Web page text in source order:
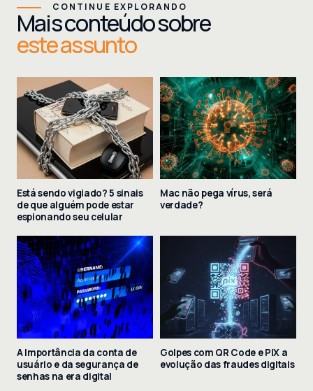
CONTINUE EXPLORANDO
Mais conteúdo sobre
este assunto
Está sendo vigiado? 5 sinais
de que alguém pode estar
espionando seu celular
Mac não pega vírus, será
verdade?
A Importância da conta de
usuário e da segurança de
senhas na era digital
Golpes com QR Code e PIX a
evolução das fraudes digitais